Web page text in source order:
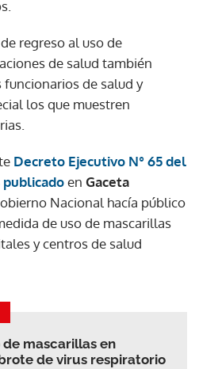
regreso al uso de
de salud también
de salud y
los que muestren
Decreto Ejecutivo N° 65 del
publicadoen Gaceta
Nacional hacía público
de uso de mascarillas
y centros de salud
mascarillas en
de virus respiratorio